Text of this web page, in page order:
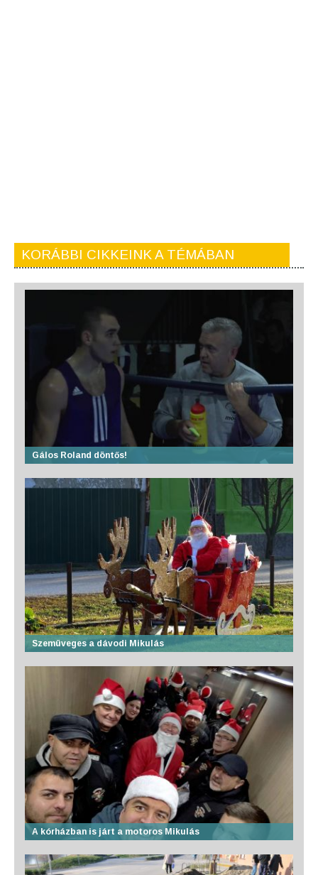
KORÁBBI CIKKEINK A TÉMÁBAN
Gálos Roland döntős!
Szemüveges a dávodi Mikulás
A kórházban is járt a motoros Mikulás